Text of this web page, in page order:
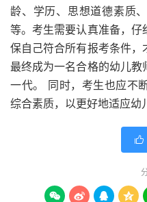
龄、学历、思想道德素质
等。考生需要认真准备，
保自己符合所有报考条件，
最终成为一名合格的幼儿
一代。 同时，考生也应不
综合素质，以更好地适应幼

   